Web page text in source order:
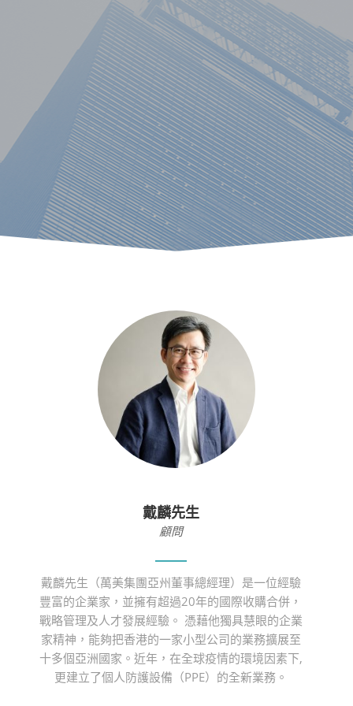
戴麟先生
顧問
戴麟先生（萬美集團亞州董事總經理）是一位經驗
豐富的企業家，並擁有超過20年的國際收購合併，
戰略管理及人才發展經驗。 憑藉他獨具慧眼的企業
家精神，能夠把香港的一家小型公司的業務擴展至
十多個亞洲國家。近年，在全球疫情的環境因素下,
更建立了個人防護設備（PPE）的全新業務。